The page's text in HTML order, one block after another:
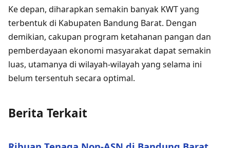
Ke depan, diharapkan semakin banyak KWT yang
terbentuk di Kabupaten Bandung Barat. Dengan
demikian, cakupan program ketahanan pangan dan
pemberdayaan ekonomi masyarakat dapat semakin
luas, utamanya di wilayah-wilayah yang selama ini
belum tersentuh secara optimal.
Berita Terkait